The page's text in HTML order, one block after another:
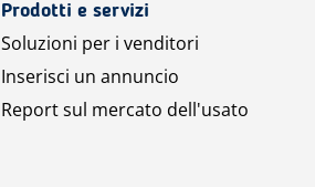
Prodotti e servizi
Soluzioni per i venditori
Inserisci un annuncio
Report sul mercato dell'usato